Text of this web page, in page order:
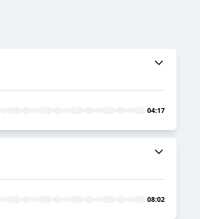
04:17
08:02